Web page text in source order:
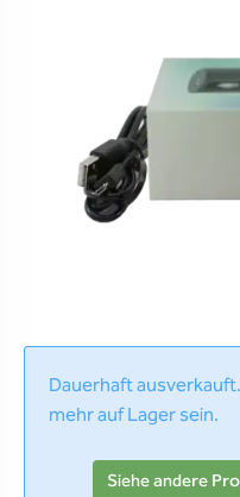
Dauerhaft
mehr auf Lager sein.
Siehe andere